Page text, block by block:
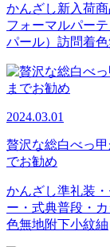
かんざし新入荷
フォーマルパー
パール） 訪問着
2024.03.01
贅沢な総白べっ
でお勧め
かんざし準礼装
ー・式典普段・
色無地附下小紋紬